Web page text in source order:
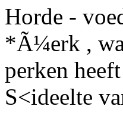
Horde -
*Ã¼erk ,
perken
S<ideelte